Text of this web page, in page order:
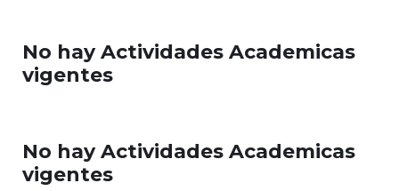
No hay Actividades Academicas
vigentes
No hay Actividades Academicas
vigentes